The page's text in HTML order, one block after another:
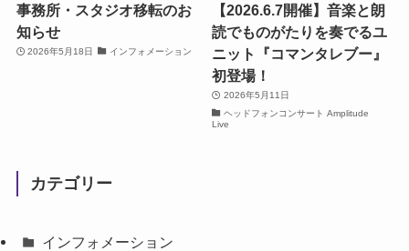
事務所・スタジオ移転のお
知らせ
2026年5月18日 インフォメーション
【2026.6.7開催】音楽と朗
読でものがたりを奏でるユ
ニット『コマンタレブー』
初登場！
2026年5月11日
ヘッドフォンコンサート Amplitude
Live
カテゴリー
インフォメーション